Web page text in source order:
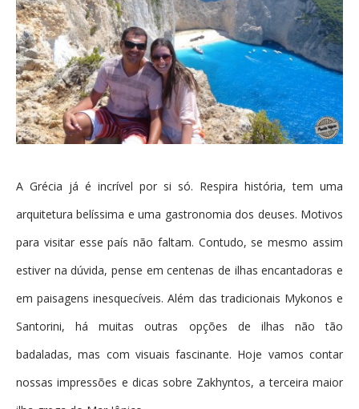
A Grécia já é incrível por si só. Respira história, tem uma
arquitetura belíssima e uma gastronomia dos deuses. Motivos
para visitar esse país não faltam. Contudo, se mesmo assim
estiver na dúvida, pense em centenas de ilhas encantadoras e
em paisagens inesquecíveis. Além das tradicionais Mykonos e
Santorini, há muitas outras opções de ilhas não tão
badaladas, mas com visuais fascinante. Hoje vamos contar
nossas impressões e dicas sobre Zakhyntos, a terceira maior